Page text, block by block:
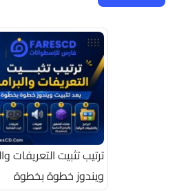
ترتيب تثبيت التعريفات
ويندوز خطوة بخطوة